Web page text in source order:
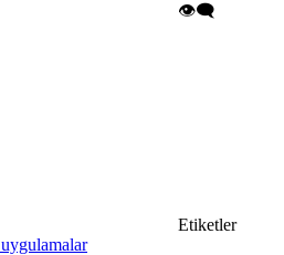
👁️‍🗨️
Etiketler
uygulamalar